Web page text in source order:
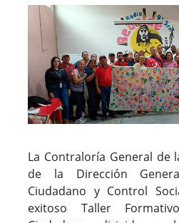
La Contraloría General de
de la Dirección
Ciudadano y Control
exitoso Taller